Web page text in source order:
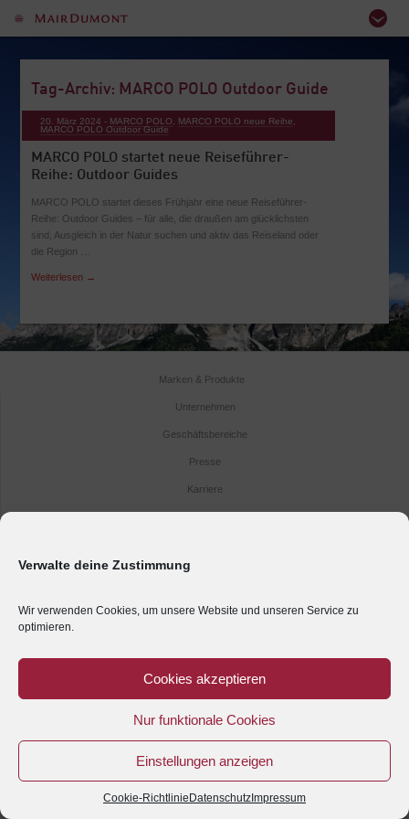
Verwalte deine Zustimmung
Wir verwenden Cookies, um unsere Website und unseren Service zu
optimieren.
Cookies akzeptieren
Nur funktionale Cookies
Einstellungen anzeigen
Cookie-Richtlinie Datenschutz Impressum
Tag-Archiv: MARCO POLO Outdoor Guide
20. März 2024 - MARCO POLO, MARCO POLO neue Reihe,
MARCO POLO Outdoor Guide
MARCO POLO startet neue Reiseführer-
Reihe: Outdoor Guides
MARCO POLO startet dieses Frühjahr eine neue Reiseführer-
Reihe: Outdoor Guides – für alle, die draußen am glücklichsten
sind, Ausgleich in der Natur suchen und aktiv das Reiseland oder
die Region …
Weiterlesen →
Marken & Produkte
Unternehmen
Geschäftsbereiche
Presse
Karriere
Anreise